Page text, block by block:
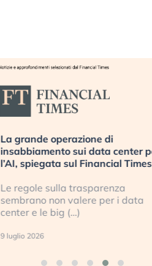
La grande operazione di
insabbiamento sui data center
l’AI, spiegata sul Financial Times
Le regole sulla trasparenza
sembrano non valere per i data
center e le big (…)
9 luglio 2026